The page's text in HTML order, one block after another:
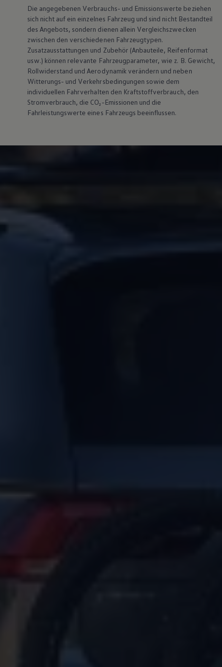
Magazin
Lifestyle
Transport
Familie
Elektromobilität
Volkswagen R
Pannen- und Unfallhilfe
Volkswagen Kundenbetreuung
Die angegebenen Verbrauchs- und Emissionswerte beziehen
sich nicht auf ein einzelnes Fahrzeug und sind nicht Bestandteil
des Angebots, sondern dienen allein Vergleichszwecken
zwischen den verschiedenen Fahrzeugtypen.
Zusatzausstattungen und Zubehör (Anbauteile, Reifenformat
usw.) können relevante Fahrzeugparameter, wie z. B. Gewicht,
Rollwiderstand und Aerodynamik verändern und neben
Witterungs- und Verkehrsbedingungen sowie dem
individuellen Fahrverhalten den Kraftstoffverbrauch, den
Stromverbrauch, die CO₂-Emissionen und die
Fahrleistungswerte eines Fahrzeugs beeinflussen.